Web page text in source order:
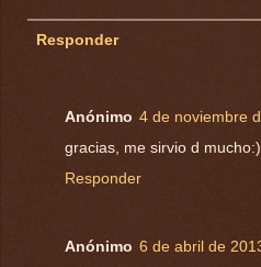
Responder
Anónimo 4 de noviembre
gracias, me sirvio d mucho:)
Responder
Anónimo 6 de abril de